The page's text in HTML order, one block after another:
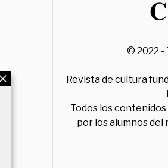
© 2022 -
Revista de cultura
Todos los
por los alumnos